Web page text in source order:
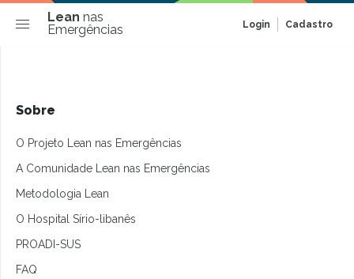
Lean nas
Emergências
Login Cadastro
Sobre
O Projeto Lean nas Emergências
A Comunidade Lean nas Emergências
Metodologia Lean
O Hospital Sírio-libanês
PROADI-SUS
FAQ